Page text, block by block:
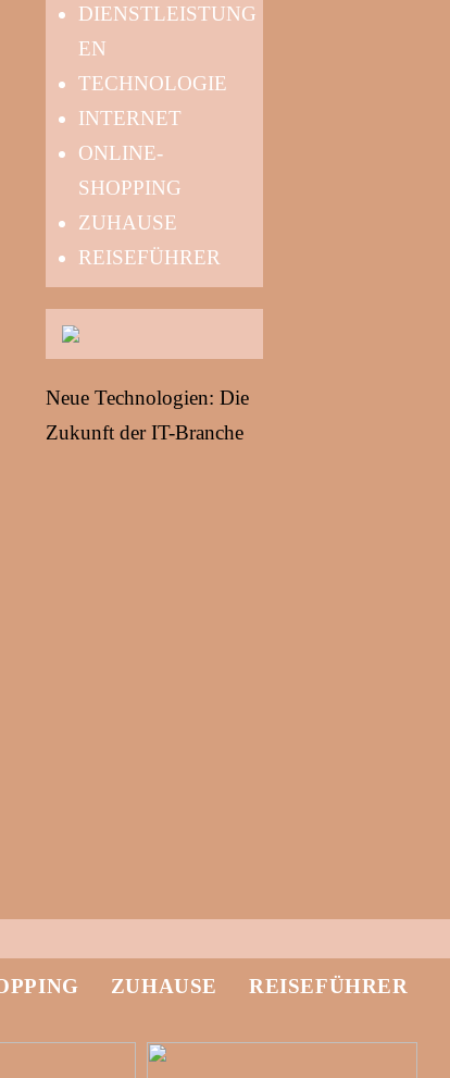
DIENSTLEISTUNG
EN
TECHNOLOGIE
INTERNET
ONLINE-
SHOPPING
ZUHAUSE
REISEFÜHRER
Neue Technologien: Die
Zukunft der IT-Branche
ZUHAUSE REISEFÜHRER